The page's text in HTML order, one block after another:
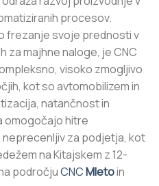
procesov.
frezanje svoje prednosti v
za majhne naloge, je CNC
visoko zmogljivo
kot so avtomobilizem in
natančnost in
omogočajo hitre
za podjetja, kot
na Kitajskem z 12-
področjuCNCMletoin